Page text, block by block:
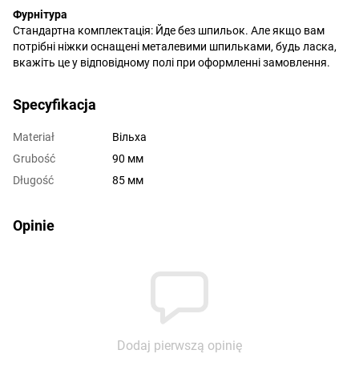
Фурнітура
Стандартна комплектація: Йде без шпильок. Але якщо вам
потрібні ніжки оснащені металевими шпильками, будь ласка,
вкажіть це у відповідному полі при оформленні замовлення.
Specyfikacja
Materiał
Вільха
Grubość
90 мм
Długość
85 мм
Opinie
Dodaj pierwszą opinię